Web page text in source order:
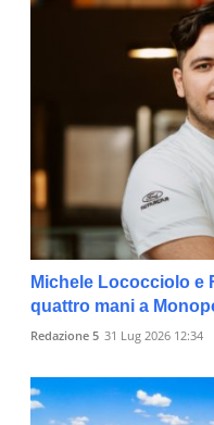
Michele Lococciolo e
quattro mani a
Redazione 5 31 Lug 2026 12:34